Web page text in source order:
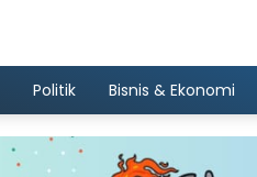
Politik Bisnis & Ekonomi